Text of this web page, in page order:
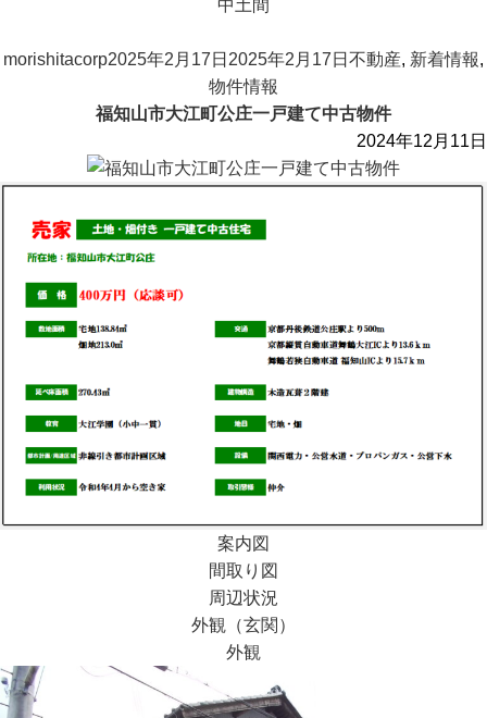
中土間
投
morishitacorp投
日:
2025年2月17日 2025年2月17日 カ
ゴ
リ
ー
不動産, 新着情報,
物件情報
福知山市大江町公庄一戸建て中古物件
2024年12月11日
案内図
間取り図
周辺状況
外観（玄関）
外観